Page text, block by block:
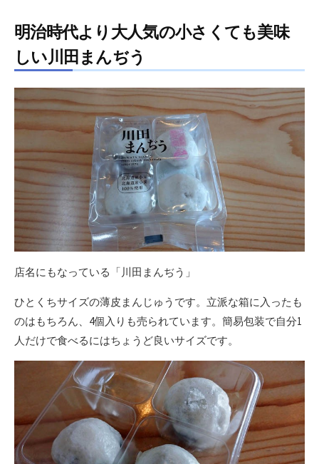
明治時代より大人気の小さくても美味
しい川田まんぢう
店名にもなっている「川田まんぢう」
ひとくちサイズの薄皮まんじゅうです。立派な箱に入ったも
のはもちろん、4個入りも売られています。簡易包装で自分1
人だけで食べるにはちょうど良いサイズです。